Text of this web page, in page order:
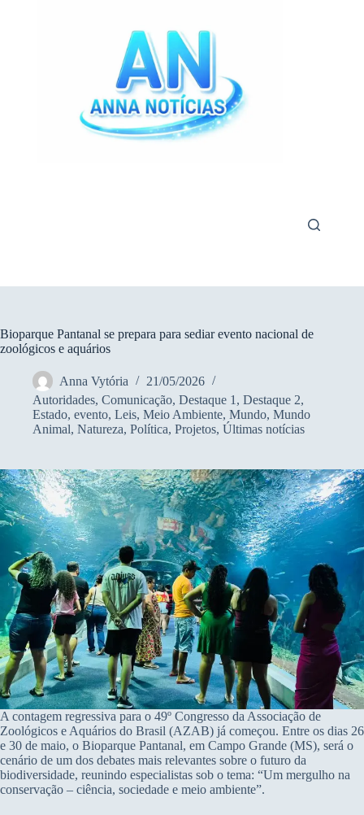
Bioparque Pantanal se prepara para sediar evento nacional de
zoológicos e aquários
Anna Vytória
21/05/2026
Autoridades, Comunicação, Destaque 1 , Destaque 2,
Estado, evento, Leis, Meio Ambiente, Mundo, Mundo
Animal, Natureza, Política, Projetos, Últimas notícias
A contagem regressiva para o 49º Congresso da Associação de
Zoológicos e Aquários do Brasil (AZAB) já começou. Entre os dias 26
e 30 de maio, o Bioparque Pantanal, em Campo Grande (MS), será o
cenário de um dos debates mais relevantes sobre o futuro da
biodiversidade, reunindo especialistas sob o tema: “Um mergulho na
conservação – ciência, sociedade e meio ambiente”.